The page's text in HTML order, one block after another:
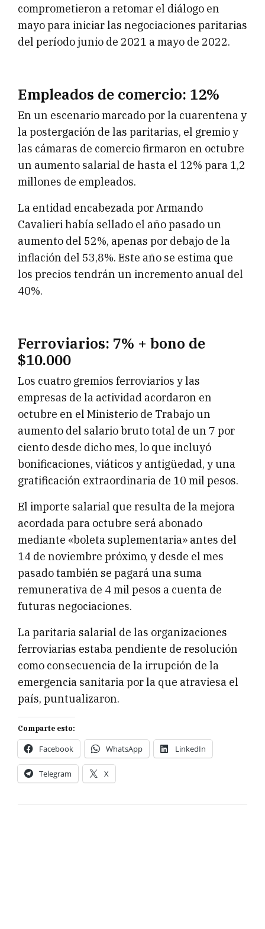
comprometieron a retomar el diálogo en
mayo para iniciar las negociaciones paritarias
del período junio de 2021 a mayo de 2022.
Empleados de comercio: 12%
En un escenario marcado por la cuarentena y
la postergación de las paritarias, el gremio y
las cámaras de comercio firmaron en octubre
un aumento salarial de hasta el 12% para 1,2
millones de empleados.
La entidad encabezada por Armando
Cavalieri había sellado el año pasado un
aumento del 52%, apenas por debajo de la
inflación del 53,8%. Este año se estima que
los precios tendrán un incremento anual del
40%.
Ferroviarios: 7% + bono de
$10.000
Los cuatro gremios ferroviarios y las
empresas de la actividad acordaron en
octubre en el Ministerio de Trabajo un
aumento del salario bruto total de un 7 por
ciento desde dicho mes, lo que incluyó
bonificaciones, viáticos y antigüedad, y una
gratificación extraordinaria de 10 mil pesos.
El importe salarial que resulta de la mejora
acordada para octubre será abonado
mediante «boleta suplementaria» antes del
14 de noviembre próximo, y desde el mes
pasado también se pagará una suma
remunerativa de 4 mil pesos a cuenta de
futuras negociaciones.
La paritaria salarial de las organizaciones
ferroviarias estaba pendiente de resolución
como consecuencia de la irrupción de la
emergencia sanitaria por la que atraviesa el
país, puntualizaron.
Comparte esto:
Facebook WhatsApp LinkedIn
Telegram X